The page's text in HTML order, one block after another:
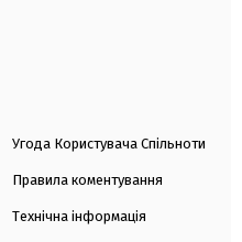
Угода Користувача Спільноти
Правила коментування
Технічна інформація